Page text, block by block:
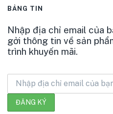
BẢNG TIN
Nhập địa chỉ email của
gởi thông tin về sản
trình khuyến mãi.